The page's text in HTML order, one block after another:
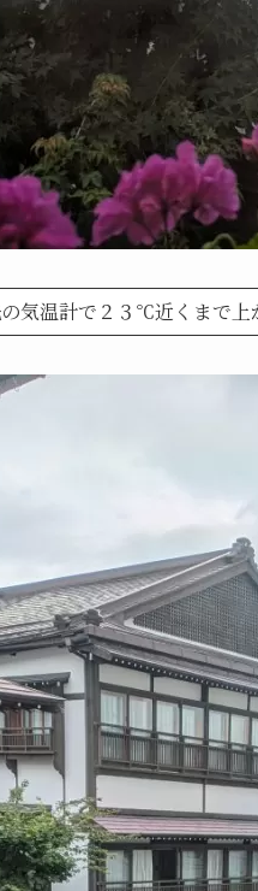
気温計で２３℃近くまで上